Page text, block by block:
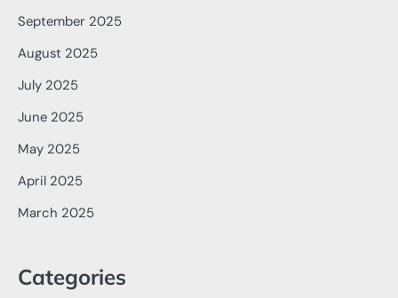
September 2025
August 2025
July 2025
June 2025
May 2025
April 2025
March 2025
Categories